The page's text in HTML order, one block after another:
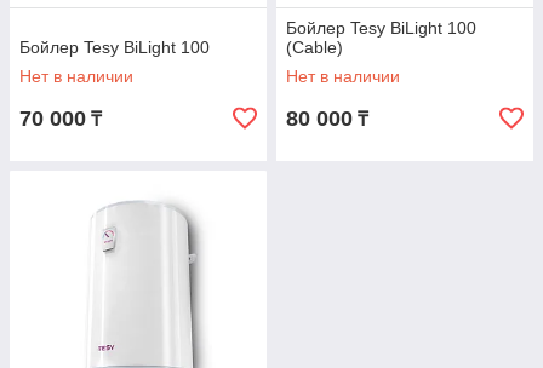
Бойлер Tesy BiLight 100
Нет в наличии
70 000 ₸
Бойлер Tesy BiLight 100
(Cable)
Нет в наличии
80 000 ₸